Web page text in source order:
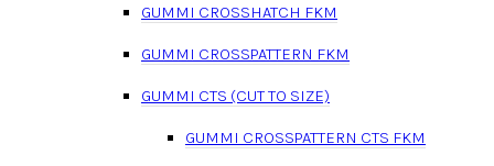
GUMMI CROSSHATCH FKM
GUMMI CROSSPATTERN FKM
GUMMI CTS (CUT TO SIZE)
GUMMI CROSSPATTERN CTS FKM